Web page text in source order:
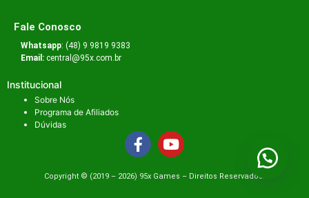
Fale Conosco
Whatsapp: (48) 9 9819 9383
Email: central@95x.com.br
Institucional
Sobre Nós
Programa de Afiliados
Dúvidas
Copyright ©️ (2019 – 2026) 95x Games – Direitos Reservados.